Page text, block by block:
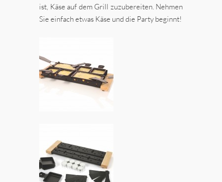
ist, Käse auf dem Grill zuzubereiten. Nehmen
Sie einfach etwas Käse und die Party beginnt!